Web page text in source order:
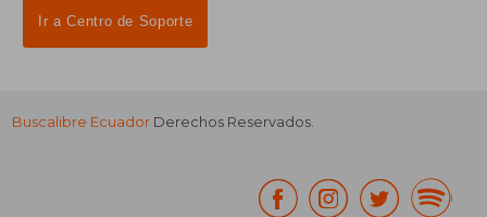
Ir a Centro de Soporte
Buscalibre Ecuador Derechos Reservados.